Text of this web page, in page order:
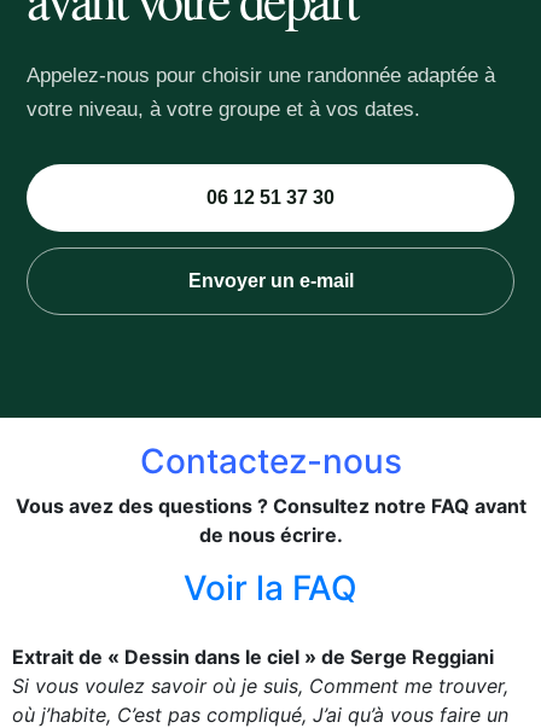
Appelez-nous pour choisir une randonnée adaptée à
votre niveau, à votre groupe et à vos dates.
06 12 51 37 30
Envoyer un e-mail
Contactez-nous
Vous avez des questions ? Consultez notre FAQ avant
de nous écrire.
Voir la FAQ
Extrait de « Dessin dans le ciel » de Serge Reggiani
Si vous voulez savoir où je suis, Comment me trouver,
où j’habite, C’est pas compliqué, J’ai qu’à vous faire un